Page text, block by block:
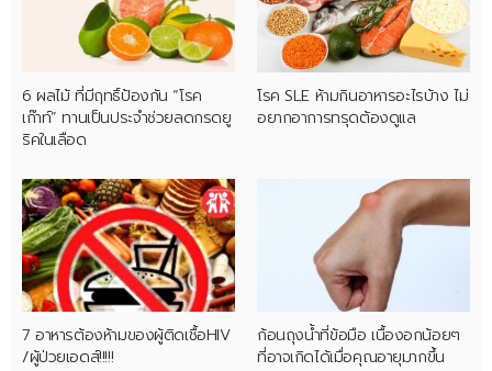
6 ผลไม้ ที่มีฤทธิ์ป้องกัน “โรค
เก๊าท์” ทานเป็นประจำช่วยลดกรดยู
ริคในเลือด
โรค SLE ห้ามกินอาหารอะไรบ้าง ไม่
อยากอาการทรุดต้องดูแล
7 อาหารต้องห้ามของผู้ติดเชื้อHIV
/ผู้ป่วยเอดส์!!!!!
ก้อนถุงน้ำที่ข้อมือ เนื้องอกน้อยๆ
ที่อาจเกิดได้เมื่อคุณอายุมากขึ้น